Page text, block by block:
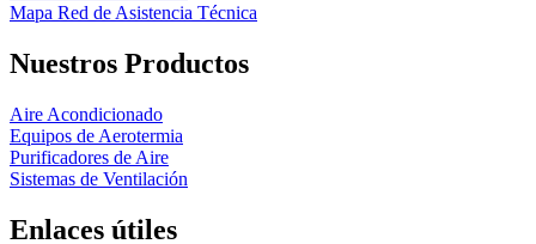
Mapa Red de Asistencia Técnica
Nuestros Productos
Aire Acondicionado
Equipos de Aerotermia
Purificadores de Aire
Sistemas de Ventilación
Enlaces útiles